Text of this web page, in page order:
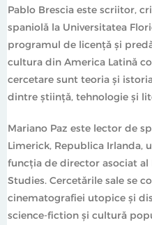
Pablo Brescia este scriitor,
spaniolă la Universitatea
programul de licență și
cultura din America Latină
cercetare sunt teoria și
dintre știință, tehnologie și
Mariano Paz este lector de
Limerick, Republica Irlanda,
funcția de director asociat al
Studies. Cercetările sale se
cinematografiei utopice și
science‐fiction și cultură